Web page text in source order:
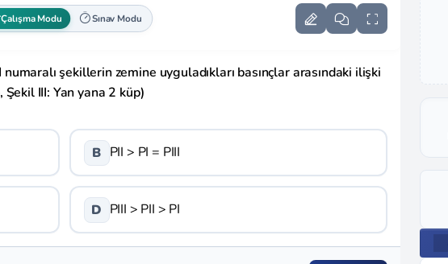
Çalışma Modu Sınav Modu
şekillerin zemine uyguladıkları basınçlar arasındaki ilişki
Şekil III: Yan yana 2 küp)
B PII > PI = PIII
D PIII > PII > PI